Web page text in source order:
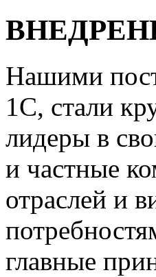
Нашими
1С, стали
лидеры в
и частные
отраслей и
главные